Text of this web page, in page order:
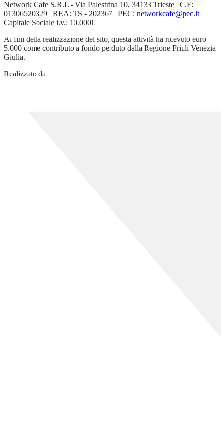
Network Cafe S.R.L - Via Palestrina 10, 34133 Trieste | C.F:
01306520329 | REA: TS - 202367 | PEC: networkcafe@pec.it |
Capitale Sociale i.v.: 10.000€
Ai fini della realizzazione del sito, questa attività ha ricevuto euro
5.000 come contributo a fondo perduto dalla Regione Friuli Venezia
Giulia.
Realizzato da